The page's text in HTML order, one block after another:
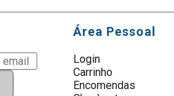
Área Pessoal
Login
Carrinho
Encomendas